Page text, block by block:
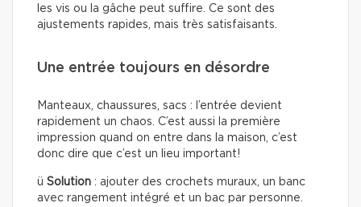
les vis ou la gâche peut suffire. Ce sont des
ajustements rapides, mais très satisfaisants.
Une entrée toujours en désordre
Manteaux, chaussures, sacs : l’entrée devient
rapidement un chaos. C’est aussi la première
impression quand on entre dans la maison, c’est
donc dire que c’est un lieu important!
ü Solution : ajouter des crochets muraux, un banc
avec rangement intégré et un bac par personne.